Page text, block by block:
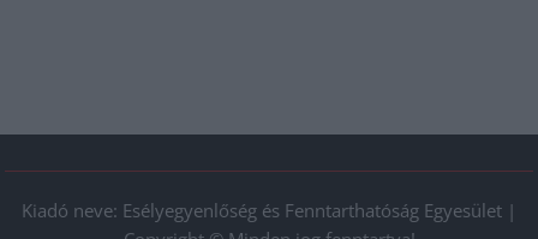
Kiadó neve: Esélyegyenlőség és Fenntarthatóság Egyesület |